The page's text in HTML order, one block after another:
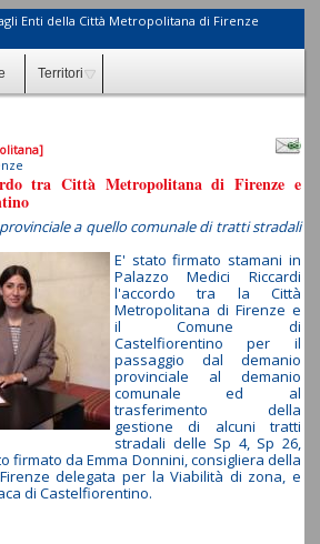
Enti della Città Metropolitana di Firenze
Territori
tra Città Metropolitana di Firenze e
a quello comunale di tratti stradali
E' stato firmato stamani in
Palazzo Medici Riccardi
l'accordo tra la Città
Metropolitana di Firenze e
il Comune di
Castelfiorentino per il
passaggio dal demanio
provinciale al demanio
comunale ed al
trasferimento della
gestione di alcuni tratti
stradali delle Sp 4, Sp 26,
firmato da Emma Donnini, consigliera della
delegata per la Viabilità di zona, e
di Castelfiorentino.